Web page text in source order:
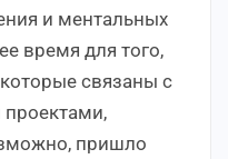
и ментальных
время для того,
связаны с
пришло